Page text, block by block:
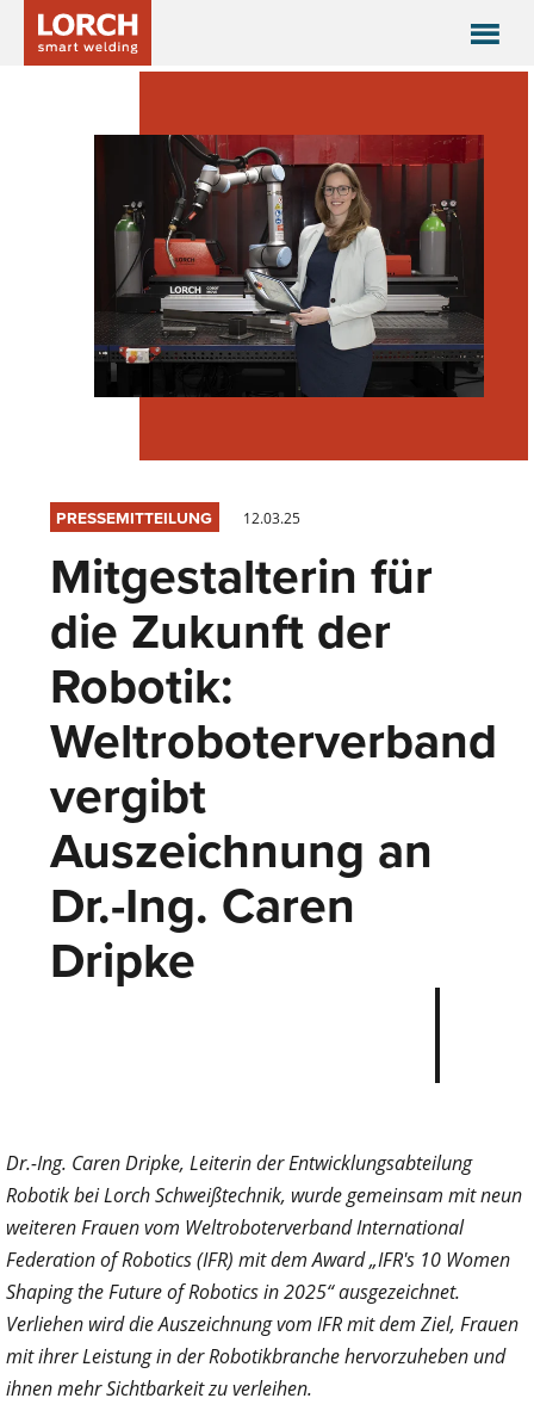
PRESSEMITTEILUNG 12.03.25
Mitgestalterin für
die Zukunft der
Robotik:
Weltroboterverband
vergibt
Auszeichnung an
Dr.-Ing. Caren
Dripke
Dr.-Ing. Caren Dripke, Leiterin der Entwicklungsabteilung
Robotik bei Lorch Schweißtechnik, wurde gemeinsam mit neun
weiteren Frauen vom Weltroboterverband International
Federation of Robotics (IFR) mit dem Award „IFR's 10 Women
Shaping the Future of Robotics in 2025“ ausgezeichnet.
Verliehen wird die Auszeichnung vom IFR mit dem Ziel, Frauen
mit ihrer Leistung in der Robotikbranche hervorzuheben und
ihnen mehr Sichtbarkeit zu verleihen.